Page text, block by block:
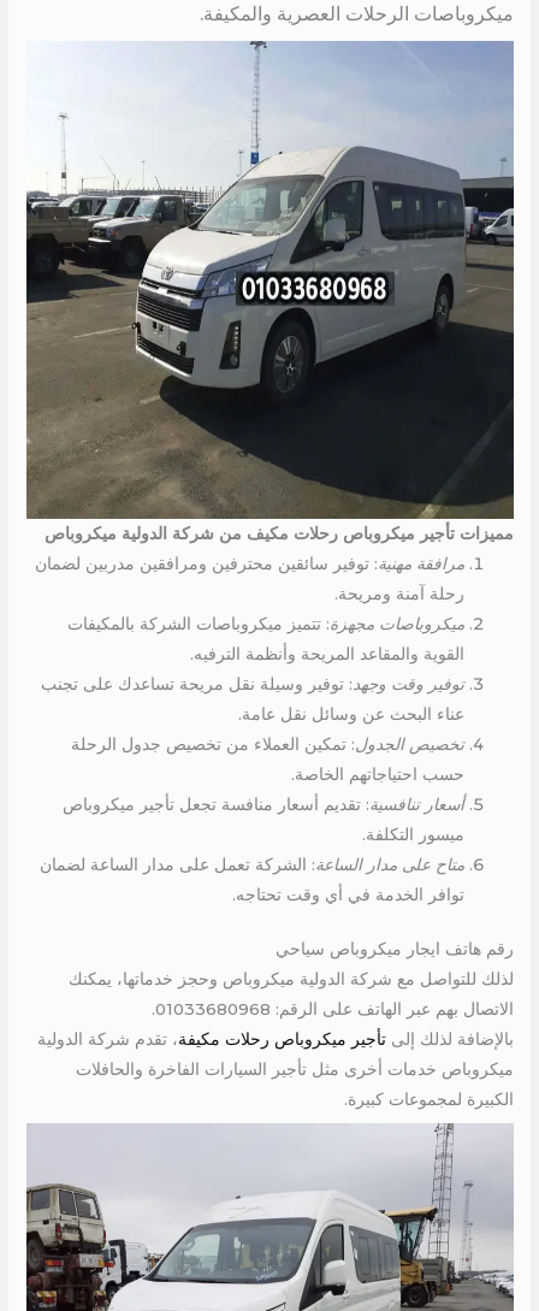
ميكروباصات الرحلات العصرية والمكيفة.
مميزات تأجير ميكروباص رحلات مكيف من شركة الدولية ميكروباص
مرافقة مهنية: توفير سائقين محترفين ومرافقين مدربين لضمان
رحلة آمنة ومريحة.
ميكروباصات مجهزة: تتميز ميكروباصات الشركة بالمكيفات
القوية والمقاعد المريحة وأنظمة الترفيه.
توفير وقت وجهد : توفير وسيلة نقل مريحة تساعدك على تجنب
عناء البحث عن وسائل نقل عامة.
تخصيص الجدول: تمكين العملاء من تخصيص جدول الرحلة
حسب احتياجاتهم الخاصة.
أسعار تنافسية: تقديم أسعار منافسة تجعل تأجير ميكروباص
ميسور التكلفة.
متاح على مدار الساعة: الشركة تعمل على مدار الساعة لضمان
توافر الخدمة في أي وقت تحتاجه.
رقم هاتف ايجار ميكروباص سياحي
لذلك للتواصل مع شركة الدولية ميكروباص وحجز خدماتها، يمكنك
الاتصال بهم عبر الهاتف على الرقم: 01033680968.
بالإضافة لذلك إلىتأجير ميكروباص رحلات مكيفة، تقدم شركة الدولية
ميكروباص خدمات أخرى مثل تأجير السيارات الفاخرة والحافلات
الكبيرة لمجموعات كبيرة.